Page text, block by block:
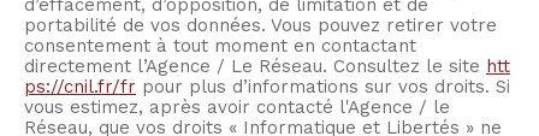
d’effacement, d’opposition, de limitation et de
portabilité de vos données. Vous pouvez retirer votre
consentement à tout moment en contactant
directement l’Agence / Le Réseau. Consultez le site htt
ps://cnil.fr/fr pour plus d’informations sur vos droits. Si
vous estimez, après avoir contacté l'Agence / le
Réseau, que vos droits « Informatique et Libertés » ne